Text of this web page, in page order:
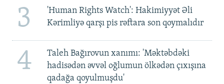
3
'Human Rights Watch': Hakimiyyət Əli
Kərimliyə qarşı pis rəftara son qoymalıdır
4
Taleh Bağırovun xanımı: 'Məktəbdəki
hadisədən əvvəl oğlumun ölkədən çıxışına
qadağa qoyulmuşdu'